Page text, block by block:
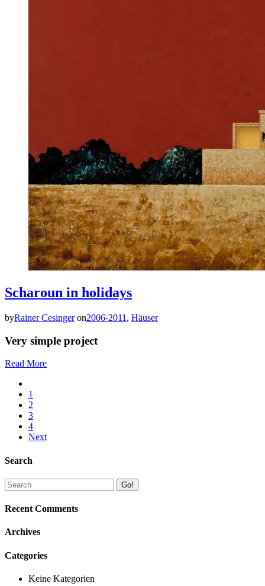
Scharoun in holidays
byRainer Cesinger on2006-2011 , Häuser
Very simple project
Read More
1
2
3
4
Next
Search
Go!
Recent Comments
Archives
Categories
Keine Kategorien